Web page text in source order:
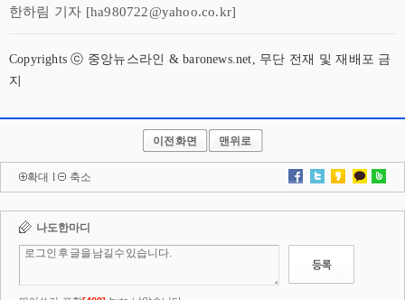
한하림 기자 [ha980722@yahoo.co.kr]
Copyrights ⓒ 중앙뉴스라인 & baronews.net, 무단 전재 및 재배포 금
지
이전화면 맨위로
확대 l 축소